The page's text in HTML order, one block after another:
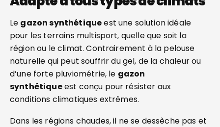
Le gazon synthétiqueest une solution idéale
pour les terrains multisport, quelle que soit la
région ou le climat. Contrairement à la pelouse
naturelle qui peut souffrir du gel, de la chaleur ou
d’une forte pluviométrie, le gazon
synthétiqueest conçu pour résister aux
conditions climatiques extrêmes.
Dans les régions chaudes, il ne se dessèche pas et